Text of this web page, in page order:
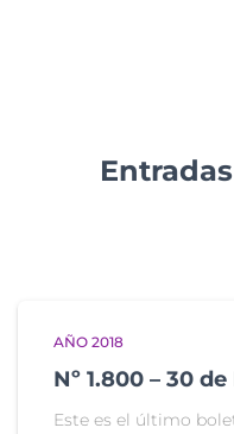
AÑO 2018
Nº 1.800 – 30
Este es el último